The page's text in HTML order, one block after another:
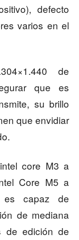
defecto
varios en el
de
que es
su brillo
que envidiar
core M3 a
Core M5 a
capaz de
de mediana
de edición de